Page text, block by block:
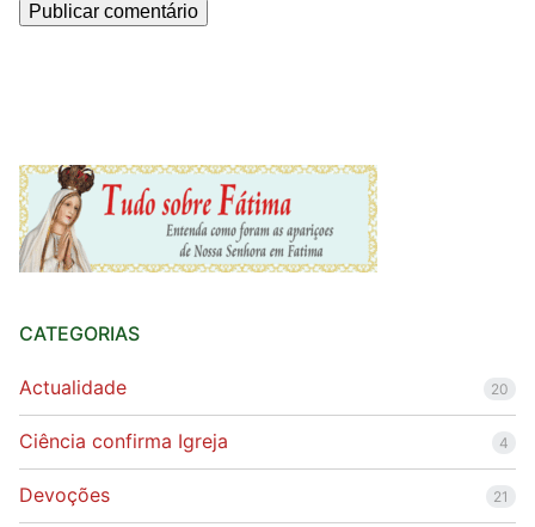
CATEGORIAS
Actualidade 20
Ciência confirma Igreja 4
Devoções 21